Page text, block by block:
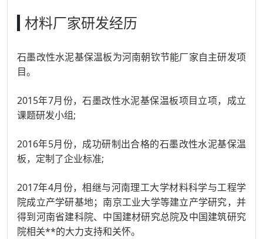
材料厂家研发经历
石墨改性水泥基保温板为河南朝钦节能厂家自主研发项
目。
2015年7月份，石墨改性水泥基保温板项目立项，成立
课题研发小组;
2016年5月份，成功研制出合格的石墨改性水泥基保温
板，定制了企业标准;
2017年4月份，相继与河南理工大学材料科学与工程学
院成立产学研基地；南京工业大学等建立产学研究，并
得到河南省建科院、中国建材研究总院及中国建筑研究
院相关**的大力支持和关怀。